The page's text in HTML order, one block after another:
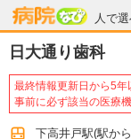
人で
病院な
日大通り歯科
最終情報更新日から5年
事前に必ず該当の医療
下高井戸駅(駅から